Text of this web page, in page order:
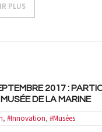
PLUS
2017 :
DE LA MARINE
, #Innovation, #Musées